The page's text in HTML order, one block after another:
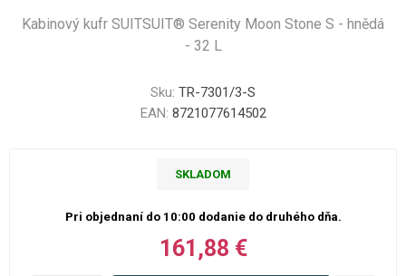
Kabinový kufr SUITSUIT® Serenity Moon Stone S - hnědá
- 32 L
Sku: TR-7301/3-S
EAN: 8721077614502
SKLADOM
Pri objednaní do 10:00 dodanie do druhého dňa.
161,88 €